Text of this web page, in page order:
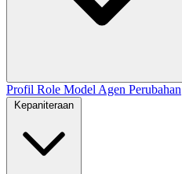
Profil Role Model Agen Perubahan
Kepaniteraan